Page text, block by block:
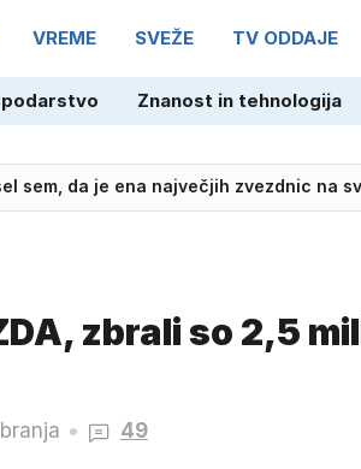
VREME SVEŽE TV ODDAJE
Znanost in tehnologija
svingerje?
zbrali so 2,5
49